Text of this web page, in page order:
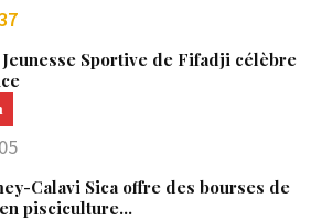
Sportive de Fifadji célèbre
Calavi Sica offre des bourses de
pisciculture…